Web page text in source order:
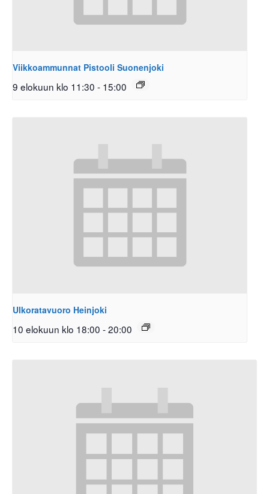
Viikkoammunnat Pistooli Suonenjoki
9 elokuun klo 11:30 - 15:00
Ulkoratavuoro Heinjoki
10 elokuun klo 18:00 -20:00